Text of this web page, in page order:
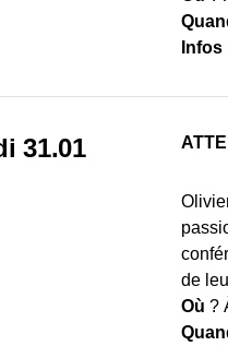
Infos
31.01
de
Où ?